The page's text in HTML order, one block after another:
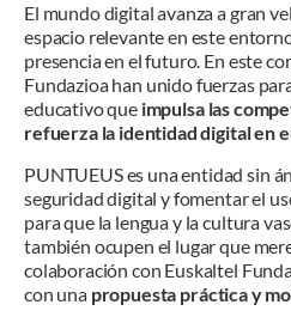
El mundo digital avanza a gran
espacio relevante en este
presencia en el futuro. En este
Fundazioa han unido fuerzas
educativo que impulsa las
refuerza la identidad digital en
PUNTUEUS es una entidad sin
seguridad digital y fomentar el
para que la lengua y la cultura
también ocupen el lugar que
colaboración con Euskaltel
con una propuesta práctica y